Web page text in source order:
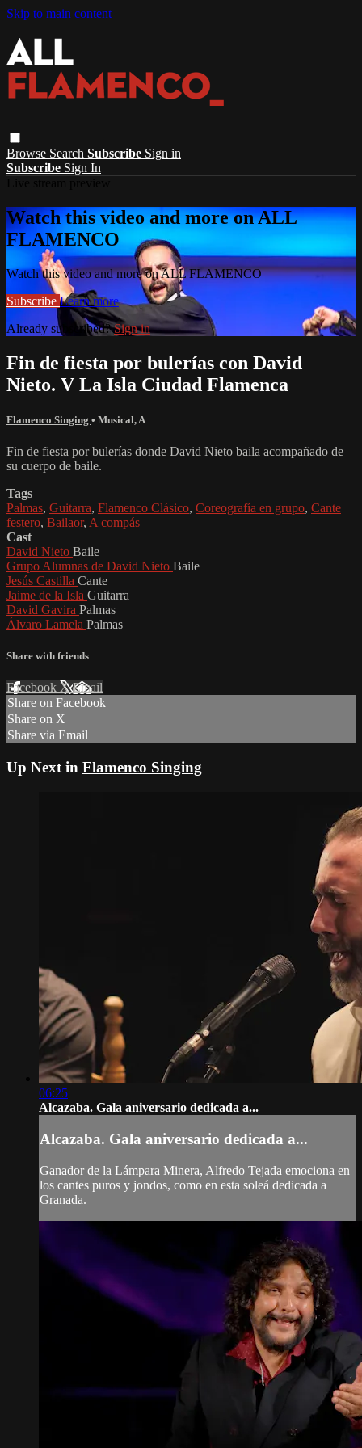
Skip to main content
Browse Search Subscribe Sign in
Subscribe Sign In
Watch this video and more on ALL
FLAMENCO
Watch this video and more on ALL FLAMENCO
Subscribe Learn more
Already subscribed?Sign in
Fin de fiesta por bulerías con David
Nieto. V La Isla Ciudad Flamenca
Flamenco Singing • Musical, A
Fin de fiesta por bulerías donde David Nieto baila acompañado de
su cuerpo de baile.
Tags
Palmas, Guitarra, Flamenco Clásico, Coreografía en grupo, Cante
festero, Bailaor, A compás
Cast
David Nieto Baile
Grupo Alumnas de David Nieto Baile
Jesús Castilla Cante
Jaime de la Isla Guitarra
David Gavira Palmas
Álvaro Lamela Palmas
Share with friends
Facebook XEmail
Share on Facebook
Share on X
Share via Email
Up Next in Flamenco Singing
06:25
Alcazaba. Gala aniversario dedicada a...
Alcazaba. Gala aniversario dedicada a...
Ganador de la Lámpara Minera, Alfredo Tejada emociona en
los cantes puros y jondos, como en esta soleá dedicada a
Granada.